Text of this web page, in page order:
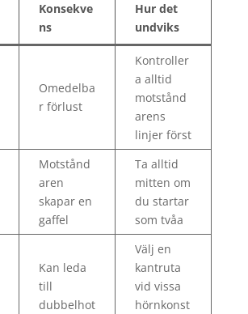
Konsekve
ns
Hur det
undviks
Omedelba
r förlust
Kontroller
a alltid
motstånd
arens
linjer först
Motstånd
aren
skapar en
gaffel
Ta alltid
mitten om
du startar
som tvåa
Kan leda
till
dubbelhot
Välj en
kantruta
vid vissa
hörnkonst